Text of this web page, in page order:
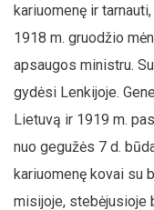
kariuomenę ir
1918 m. gruodžio
apsaugos ministru.
gydėsi Lenkijoje.
Lietuvą ir 1919 m.
nuo gegužės 7 d.
kariuomenę kovai su
misijoje, stebėjusioje